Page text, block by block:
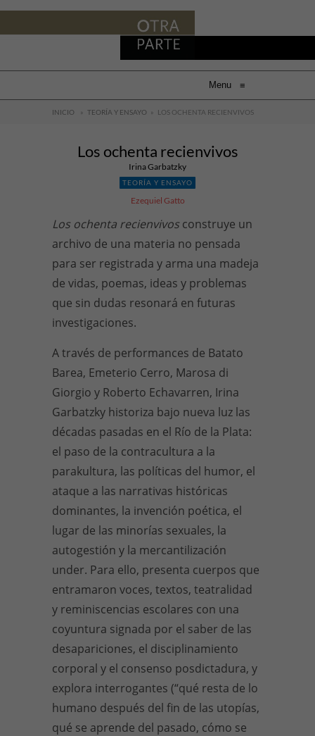
Menu ≡
INICIO » TEORÍA Y ENSAYO » LOS OCHENTA RECIENVIVOS
Los ochenta recienvivos
Irina Garbatzky
TEORÍA Y ENSAYO
Ezequiel Gatto
Los ochenta recienvivos construye un
archivo de una materia no pensada
para ser registrada y arma una madeja
de vidas, poemas, ideas y problemas
que sin dudas resonará en futuras
investigaciones.
A través de performances de Batato
Barea, Emeterio Cerro, Marosa di
Giorgio y Roberto Echavarren, Irina
Garbatzky historiza bajo nueva luz las
décadas pasadas en el Río de la Plata:
el paso de la contracultura a la
parakultura, las políticas del humor, el
ataque a las narrativas históricas
dominantes, la invención poética, el
lugar de las minorías sexuales, la
autogestión y la mercantilización
under. Para ello, presenta cuerpos que
entramaron voces, textos, teatralidad
y reminiscencias escolares con una
coyuntura signada por el saber de las
desapariciones, el disciplinamiento
corporal y el consenso posdictadura, y
explora interrogantes (“qué resta de lo
humano después del fin de las utopías,
qué se aprende del pasado, cómo se